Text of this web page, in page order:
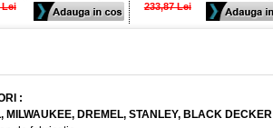
Lei 233,87 Lei
:
DREMEL, STANLEY, BLACK